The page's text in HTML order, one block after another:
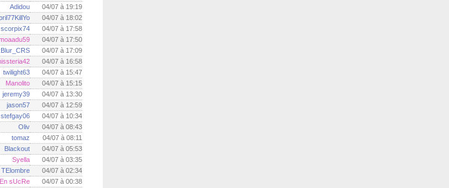
Adidou
04/07 à 19:19
04/07 à 18:02
scorpix74
04/07 à 17:58
04/07 à 17:50
04/07 à 17:09
04/07 à 16:58
twilight63
04/07 à 15:47
Manolito
04/07 à 15:15
jeremy39
04/07 à 13:30
jason57
04/07 à 12:59
stefgay06
04/07 à 10:34
Oliv
04/07 à 08:43
tomaz
04/07 à 08:11
Blackout
04/07 à 05:53
Syella
04/07 à 03:35
TElombre
04/07 à 02:34
sUcRe
04/07 à 00:38